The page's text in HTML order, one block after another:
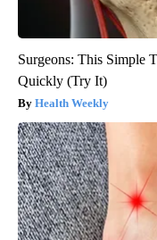
Surgeons: This Simple
Quickly (Try It)
Health Weekly